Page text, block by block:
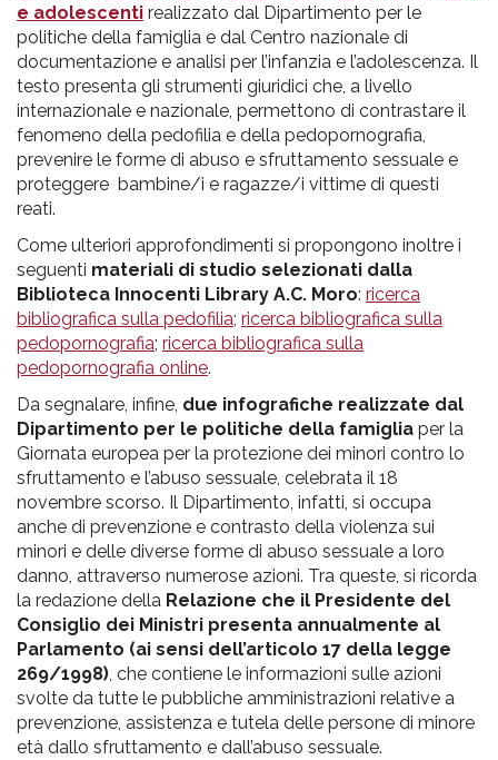
e adolescenti realizzato dal Dipartimento per le
politiche della famiglia e dal Centro nazionale di
documentazione e analisi per l’infanzia e l’adolescenza. Il
testo presenta gli strumenti giuridici che, a livello
internazionale e nazionale, permettono di contrastare il
fenomeno della pedofilia e della pedopornografia,
prevenire le forme di abuso e sfruttamento sessuale e
proteggere bambine/i e ragazze/i vittime di questi
reati.
Come ulteriori approfondimenti si propongono inoltre i
seguenti materiali di studio selezionati dalla
Biblioteca Innocenti Library A.C. Moro: ricerca
bibliografica sulla pedofilia; ricerca bibliografica sulla
pedopornografia; ricerca bibliografica sulla
pedopornografia online.
Da segnalare, infine, due infografiche realizzate dal
Dipartimento per le politiche della famiglia per la
Giornata europea per la protezione dei minori contro lo
sfruttamento e l’abuso sessuale, celebrata il 18
novembre scorso. Il Dipartimento, infatti, si occupa
anche di prevenzione e contrasto della violenza sui
minori e delle diverse forme di abuso sessuale a loro
danno, attraverso numerose azioni. Tra queste, si ricorda
la redazione della Relazione che il Presidente del
Consiglio dei Ministri presenta annualmente al
Parlamento (ai sensi dell’articolo 17 della legge
269/1998) , che contiene le informazioni sulle azioni
svolte da tutte le pubbliche amministrazioni relative a
prevenzione, assistenza e tutela delle persone di minore
età dallo sfruttamento e dall’abuso sessuale.